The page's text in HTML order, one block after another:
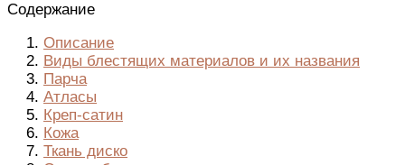
Содержание
Описание
Виды блестящих материалов и их названия
Парча
Атласы
Креп-сатин
Кожа
Ткань диско